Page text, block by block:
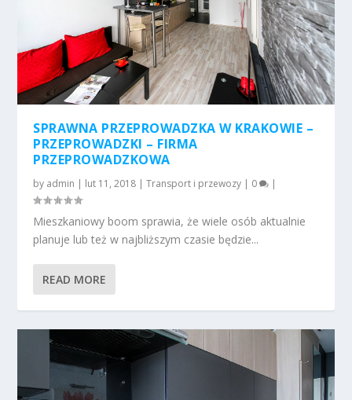
SPRAWNA PRZEPROWADZKA W KRAKOWIE –
PRZEPROWADZKI – FIRMA
PRZEPROWADZKOWA
by admin | lut 11, 2018 |Transport i przewozy | 0 |
Mieszkaniowy boom sprawia, że wiele osób aktualnie
planuje lub też w najbliższym czasie będzie...
READ MORE